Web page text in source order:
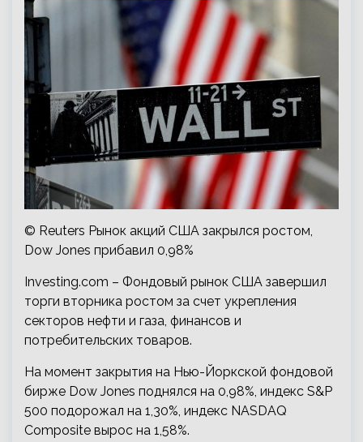
© Reuters Рынок акций США закрылся ростом,
Dow Jones прибавил 0,98%
Investing.com – Фондовый рынок США завершил
торги вторника ростом за счет укрепления
секторов нефти и газа, финансов и
потребительских товаров.
На момент закрытия на Нью-Йоркской фондовой
бирже Dow Jones поднялся на 0,98%, индекс S&P
500 подорожал на 1,30%, индекс NASDAQ
Composite вырос на 1,58%.